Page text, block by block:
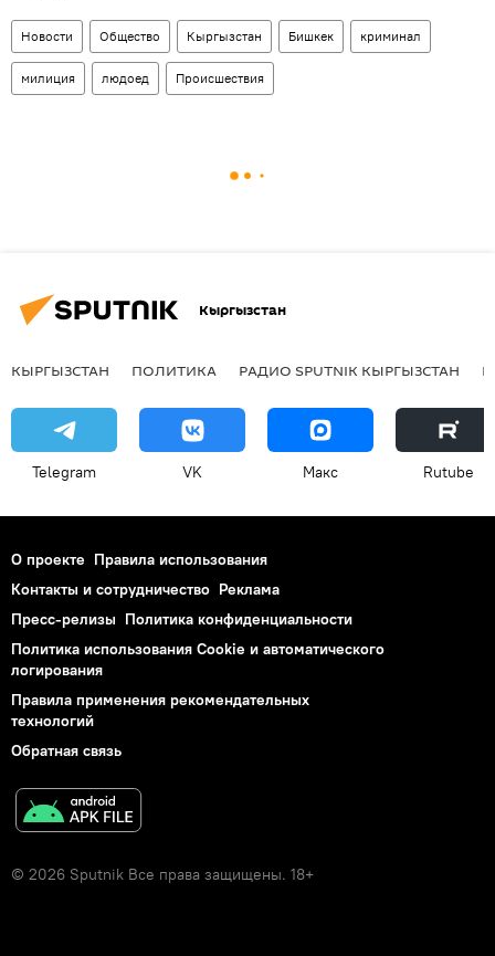
Новости Общество Кыргызстан Бишкек криминал
милиция людоед Происшествия
Кыргызстан
КЫРГЫЗСТАН ПОЛИТИКА РАДИО SPUTNIK КЫРГЫЗСТАН
Telegram VK Макс Rutube
О проекте Правила использования
Контакты и сотрудничество Реклама
Пресс-релизы Политика конфиденциальности
Политика использования Cookie и автоматического
логирования
Правила применения рекомендательных
технологий
Обратная связь
© 2026 Sputnik Все права защищены. 18+